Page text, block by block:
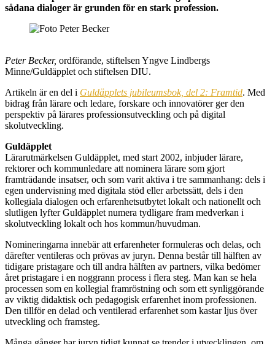
sådana dialoger är grunden för en stark profession.
Peter Becker, ordförande, stiftelsen Yngve Lindbergs
Minne/Guldäpplet och stiftelsen DIU.
Artikeln är en del i Guldäpplets jubileumsbok, del 2: Framtid. Med
bidrag från lärare och ledare, forskare och innovatörer ger den
perspektiv på lärares professionsutveckling och på digital
skolutveckling.
Guldäpplet
Lärarutmärkelsen Guldäpplet, med start 2002, inbjuder lärare,
rektorer och kommunledare att nominera lärare som gjort
framträdande insatser, och som varit aktiva i tre sammanhang: dels i
egen undervisning med digitala stöd eller arbetssätt, dels i den
kollegiala dialogen och erfarenhetsutbytet lokalt och nationellt och
slutligen lyfter Guldäpplet numera tydligare fram medverkan i
skolutveckling lokalt och hos kommun/huvudman.
Nomineringarna innebär att erfarenheter formuleras och delas, och
därefter ventileras och prövas av juryn. Denna består till hälften av
tidigare pristagare och till andra hälften av partners, vilka bedömer
året pristagare i en noggrann process i flera steg. Man kan se hela
processen som en kollegial framröstning och som ett synliggörande
av viktig didaktisk och pedagogisk erfarenhet inom professionen.
Den tillför en delad och ventilerad erfarenhet som kastar ljus över
utveckling och framsteg.